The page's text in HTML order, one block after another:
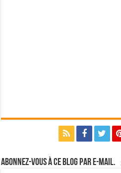
Abonnez-vous à ce blog par e-mail.